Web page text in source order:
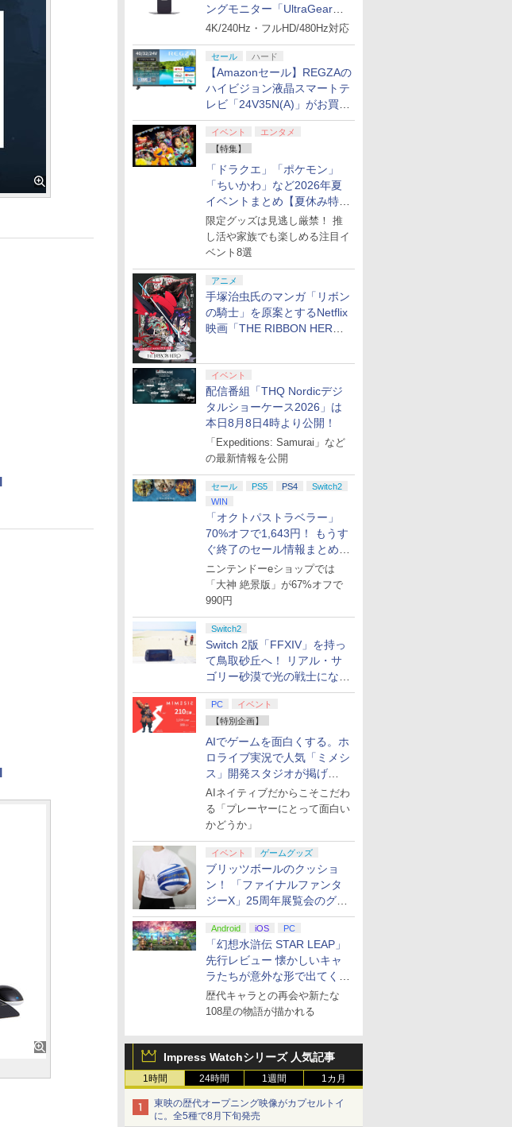
ングモニター「UltraGear
27G850A-B」がお買い得！
4K/240Hz・フルHD/480Hz対応
セール ハード
【Amazonセール】REGZAの
ハイビジョン液晶スマートテ
レビ「24V35N(A)」がお買い
得！
イベント
エンタメ
【特集】
「ドラクエ」「ポケモン」
「ちいかわ」など2026年夏
イベントまとめ【夏休み特
集】
限定グッズは見逃し厳禁！ 推
し活や家族でも楽しめる注目イ
ベント8選
アニメ
手塚治虫氏のマンガ「リボン
の騎士」を原案とするNetflix
映画「THE RIBBON HERO
イベント
配信番組「THQ Nordicデジ
タルショーケース2026」は
本日8月8日4時より公開！
「Expeditions: Samurai」など
の最新情報を公開
セール PS5 PS4
Switch2
WIN
「オクトパストラベラー」
70%オフで1,643円！ もうす
ぐ終了のセール情報まとめ
【8月8日更新】
ニンテンドーeショップでは
「大神 絶景版」が67%オフで
990円
Switch2
Switch 2版「FFXIV」を持っ
て鳥取砂丘へ！ リアル・サ
ゴリー砂漠で光の戦士になっ
てみた
PC
イベント
【特別企画】
AIでゲームを面白くする。ホ
ロライブ実況で人気「ミメシ
ス」開発スタジオが掲げ
る“AI活用の信念”とは？【講
演レポート】
AIネイティブだからこそこだわ
る「プレーヤーにとって面白い
かどうか」
イベント ゲームグッズ
ブリッツボールのクッショ
ン！ 「ファイナルファンタ
ジーX」25周年展覧会のグッ
ズ情報が公開
Android iOS PC
「幻想水滸伝 STAR LEAP」
先行レビュー 懐かしいキャ
ラたちが意外な形で出てくる
シリーズ完全新作！
歴代キャラとの再会や新たな
108星の物語が描かれる
Impress Watchシリーズ 人気記事
1時間 24時間 1週間 1カ月
東映の歴代オープニング映像がカプセルトイ
に。全5種で8月下旬発売